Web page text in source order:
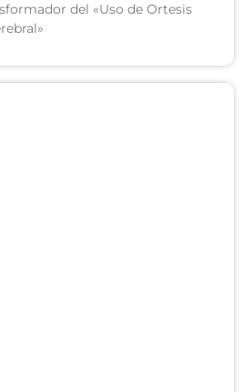
del «Uso de Ortesis